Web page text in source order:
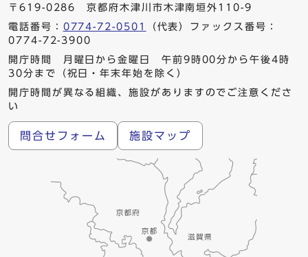
〒619-0286 京都府木津川市木津南垣外110-9
電話番号： 0774-72-0501
（代表）ファックス番号：
0774-72-3900
開庁時間 月曜日から金曜日 午前9時00分から午後4時
30分まで（祝日・年末年始を除く）
開庁時間が異なる組織、施設がありますのでご注意くださ
い
問合せフォーム 施設マップ